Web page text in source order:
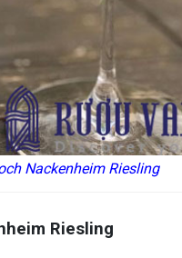
Nackenheim Riesling
Riesling